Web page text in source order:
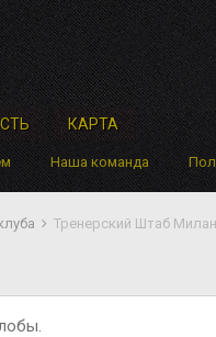
Наша команда
КАРТА
Тренерский Штаб